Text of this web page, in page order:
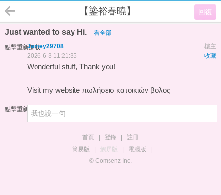
回復
【鎏裕春曉】
Just wanted to say Hi. 看全部
點擊重新加載 樓主
Jamey29708
收藏
2026-6-3 11:21:35
Wonderful stuff, Thank you!
Visit my website πωλήσεισ κατοικιών βολος
點擊重新加載
首頁 登錄
註冊
簡易版
觸屏版 電腦版
© Comsenz Inc.